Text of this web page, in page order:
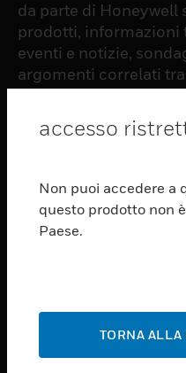
da parte di Honeywell
prodotti, informazioni
eventi e notizie,
argomenti correlati
PRODUCTS
toggle view
accesso
Non puoi accedere a
questo prodotto non
Paese.
TORNA